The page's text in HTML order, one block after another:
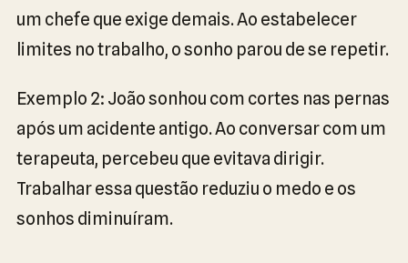
um chefe que exige demais. Ao estabelecer
limites no trabalho, o sonho parou de se repetir.
Exemplo 2: João sonhou com cortes nas pernas
após um acidente antigo. Ao conversar com um
terapeuta, percebeu que evitava dirigir.
Trabalhar essa questão reduziu o medo e os
sonhos diminuíram.